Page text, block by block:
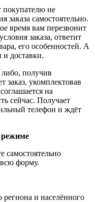
покупателю не
заказа самостоятельно.
время вам перезвонит
заказа, ответит
его особенностей. А
и доставки.
либо, получив
заказ, укомплектовав
на
сейчас. Получает
телефон и ждёт
режиме
самостоятельно
форму.
и населённого